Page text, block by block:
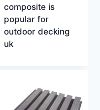
composite is
popular for
outdoor decking
uk